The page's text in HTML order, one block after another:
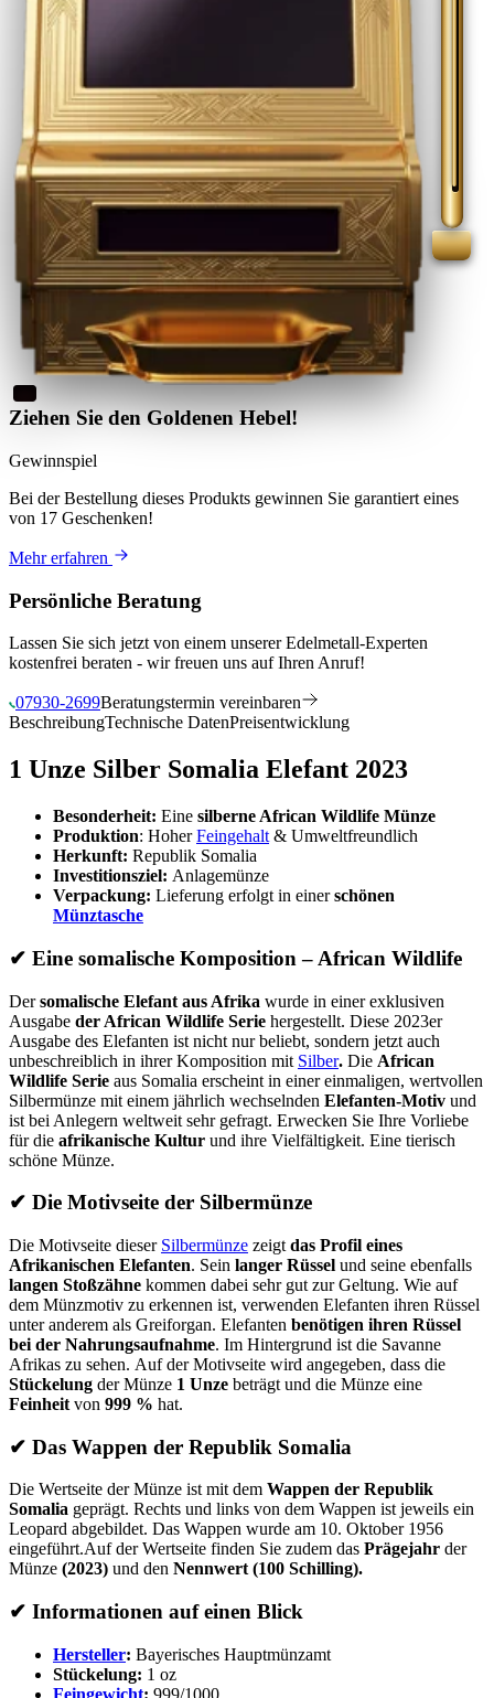
Ziehen Sie den Goldenen Hebel!
Gewinnspiel
Bei der Bestellung dieses Produkts gewinnen Sie garantiert eines
von 17 Geschenken!
Mehr erfahren
Persönliche Beratung
Lassen Sie sich jetzt von einem unserer Edelmetall-Experten
kostenfrei beraten - wir freuen uns auf Ihren Anruf!
07930-2699Beratungstermin vereinbaren
BeschreibungTechnische DatenPreisentwicklung
1 Unze Silber Somalia Elefant 2023
Besonderheit: Eine silberne African Wildlife Münze
Produktion: HoherFeingehalt & Umweltfreundlich
Herkunft: Republik Somalia
Investitionsziel: Anlagemünze
Verpackung: Lieferung erfolgt in einerschönen
Münztasche
✔ Eine somalische Komposition – African Wildlife
Dersomalische Elefant aus Afrika wurde in einer exklusiven
Ausgabe der African Wildlife Serie hergestellt. Diese 2023er
Ausgabe des Elefanten ist nicht nur beliebt, sondern jetzt auch
unbeschreiblich in ihrer Komposition mit Silber. Die African
Wildlife Serie aus Somalia erscheint in einer einmaligen, wertvollen
Silbermünze mit einem jährlich wechselnden Elefanten-Motiv und
ist bei Anlegern weltweit sehr gefragt. Erwecken Sie Ihre Vorliebe
für die afrikanische Kultur und ihre Vielfältigkeit. Eine tierisch
schöne Münze.
✔ Die Motivseite der Silbermünze
Die Motivseite dieser Silbermünze zeigt das Profil eines
Afrikanischen Elefanten. Sein langer Rüssel und seine ebenfalls
langen Stoßzähne kommen dabei sehr gut zur Geltung. Wie auf
dem Münzmotiv zu erkennen ist, verwenden Elefanten ihren Rüssel
unter anderem als Greiforgan. Elefanten benötigen ihren Rüssel
bei der Nahrungsaufnahme. Im Hintergrund ist die Savanne
Afrikas zu sehen. Auf der Motivseite wird angegeben, dass die
Stückelung der Münze 1 Unze beträgt und die Münze eine
Feinheit von 999 % hat.
✔ Das Wappen der Republik Somalia
Die Wertseite der Münze ist mit dem Wappen der Republik
Somalia geprägt. Rechts und links von dem Wappen ist jeweils ein
Leopard abgebildet. Das Wappen wurde am 10. Oktober 1956
eingeführt.Auf der Wertseite finden Sie zudem das Prägejahr der
Münze (2023) und den Nennwert (100 Schilling).
✔ Informationen auf einen Blick
Hersteller: Bayerisches Hauptmünzamt
Stückelung: 1 oz
Feingewicht: 999/1000